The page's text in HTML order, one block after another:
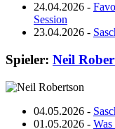
24.04.2026 -
Session
23.04.2026 -
Spieler: Neil
04.05.2026 -
01.05.2026 -